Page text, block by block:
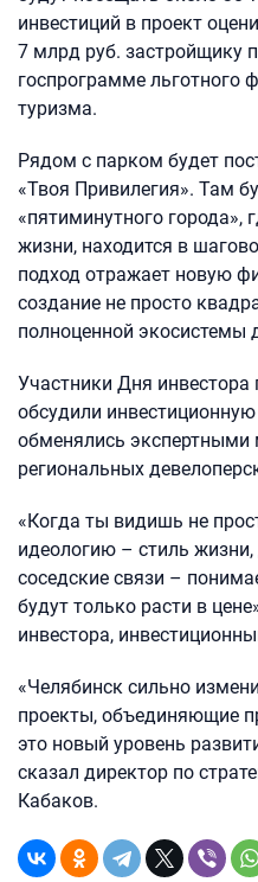
инвестиций в проект
7 млрд руб. застройщику
госпрограмме льготного
туризма.
Рядом с парком будет
«Твоя Привилегия». Там
«пятиминутного города»,
жизни, находится в
подход отражает новую
создание не просто
полноценной экосистемы
Участники Дня инвестора
обсудили
обменялись
региональных
«Когда ты видишь не
идеологию – стиль
соседские связи –
будут только расти в
инвестора,
«Челябинск сильно
проекты, объединяющие
это новый уровень
сказал директор по
Кабаков.